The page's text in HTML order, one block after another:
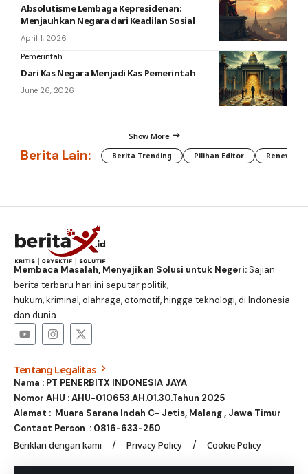
Absolutisme Lembaga Kepresidenan:
Menjauhkan Negara dari Keadilan Sosial
April 1, 2026
Pemerintah
Dari Kas Negara Menjadi Kas Pemerintah
June 26, 2026
Show More
Berita Lain: Berita Trending Pilihan Editor
Membaca Masalah, Menyajikan Solusi untuk Negeri:Sajian
berita terbaru hari ini seputar politik,
hukum, kriminal, olahraga, otomotif, hingga teknologi, di Indonesia
dan dunia.
Tentang Legalitas
Nama : PT PENERBITX INDONESIA JAYA
Nomor AHU : AHU-010653.AH.01.30.Tahun 2025
Alamat : Muara Sarana Indah C- Jetis, Malang , Jawa Timur
Contact Person : 0816-633-250
Beriklan dengan kami Privacy Policy Cookie Policy